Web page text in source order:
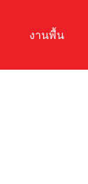
งานพื้น